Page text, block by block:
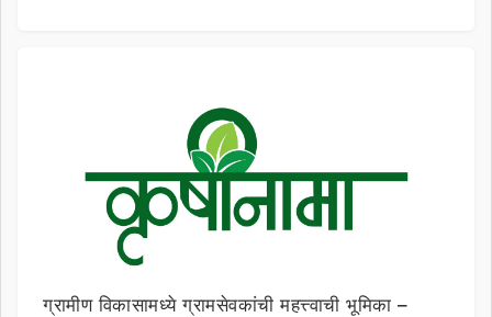
ग्रामीण विकासामध्ये ग्रामसेवकांची महत्त्वाची भूमिका –